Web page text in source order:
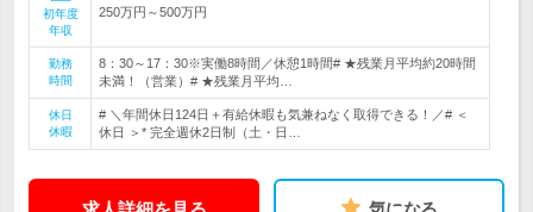
初年度
年収
250万円～500万円
勤務
時間
8：30～17：30※実働8時間／休憩1時間# ★残業月平均約20時間
未満！（営業）# ★残業月平均…
休日
休暇
# ＼年間休日124日＋有給休暇も気兼ねなく取得できる！／# ＜
休日 ＞* 完全週休2日制（土・日…